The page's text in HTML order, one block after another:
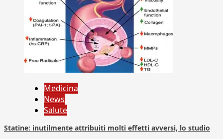
Medicina
News
Salute
Statine: inutilmente attribuiti molti effetti avversi, lo studio